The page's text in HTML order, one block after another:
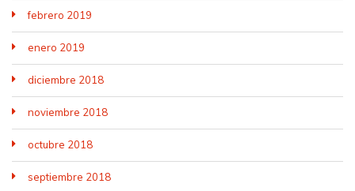
febrero 2019
enero 2019
diciembre 2018
noviembre 2018
octubre 2018
septiembre 2018